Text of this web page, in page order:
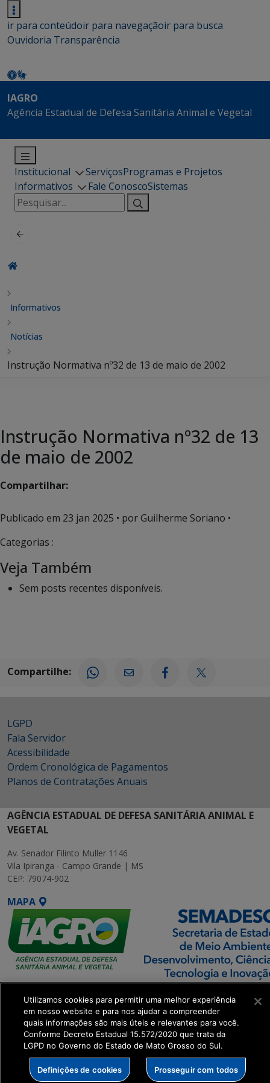
ir para conteúdoir para navegaçãoir para busca
Ouvidoria Transparência
IAGRO
Agência Estadual de Defesa Sanitária Animal e Vegetal
Institucional ServiçosProgramas e Projetos
Informativos
Fale ConoscoSistemas
Pesquisar
por:
Informativos
Notícias
Instrução Normativa nº32 de 13 de maio de 2002
Instrução Normativa nº32 de 13
de maio de 2002
Compartilhar:
Publicado em 23 jan 2025 • por Guilherme Soriano •
Categorias :
Veja Também
Sem posts recentes disponíveis.
Compartilhe:
LGPD
Fala Servidor
Acessibilidade
Ordem Cronológica de Pagamentos
Planos de Contratações Anuais
AGÊNCIA ESTADUAL DE DEFESA SANITÁRIA ANIMAL E
VEGETAL
Av. Senador Filinto Muller 1146
Vila Ipiranga - Campo Grande | MS
CEP: 79074-902
MAPA
SETDIG | Secretaria-
Executiva de
Transformação Digital
get_footer();
Utilizamos cookies para permitir uma melhor experiência
em nosso website e para nos ajudar a compreender
quais informações são mais úteis e relevantes para você.
Conforme Decreto Estadual 15.572/2020 que trata da
LGPD no Governo do Estado de Mato Grosso do Sul.
Definições de cookies Prosseguir com todos